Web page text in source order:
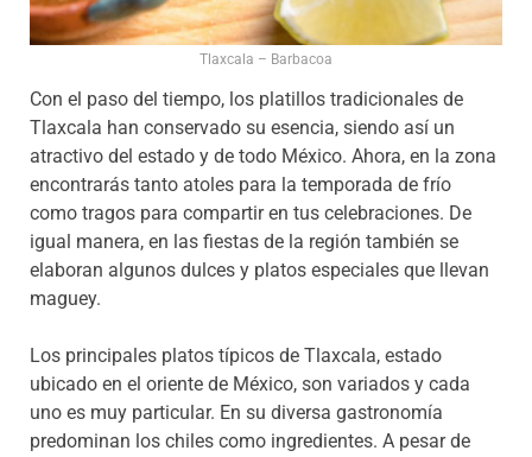
Tlaxcala – Barbacoa
Con el paso del tiempo, los platillos tradicionales de
Tlaxcala han conservado su esencia, siendo así un
atractivo del estado y de todo México. Ahora, en la zona
encontrarás tanto atoles para la temporada de frío
como tragos para compartir en tus celebraciones. De
igual manera, en las fiestas de la región también se
elaboran algunos dulces y platos especiales que llevan
maguey.
Los principales platos típicos de Tlaxcala, estado
ubicado en el oriente de México, son variados y cada
uno es muy particular. En su diversa gastronomía
predominan los chiles como ingredientes. A pesar de